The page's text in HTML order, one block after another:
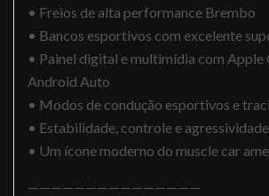
• Freios de alta performance Brembo
• Bancos esportivos com excelente
• Painel digital e multimídia com Apple
Android Auto
• Modos de condução esportivos e
• Estabilidade, controle e
• Um ícone moderno do muscle car
———————————————